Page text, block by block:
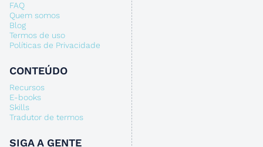
FAQ
Quem somos
Blog
Termos de uso
Políticas de Privacidade
CONTEÚDO
Recursos
E-books
Skills
Tradutor de termos
SIGA A GENTE